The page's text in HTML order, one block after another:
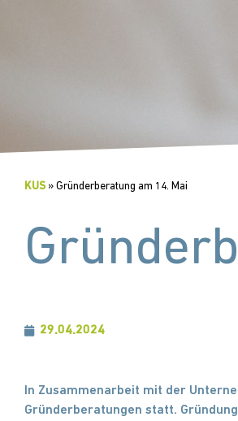
KUS » Gründerberatung am 14. Mai
29.04.2024
In Zusammenarbeit mit der
Gründerberatungen statt.